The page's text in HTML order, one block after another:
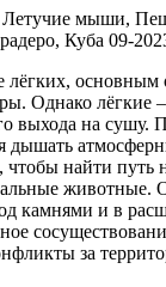
Летучие мыши,
Куба 09-
лёгких, основным
Однако лёгкие –
выхода на сушу.
дышать
чтобы найти путь
животные.
камнями и в
за